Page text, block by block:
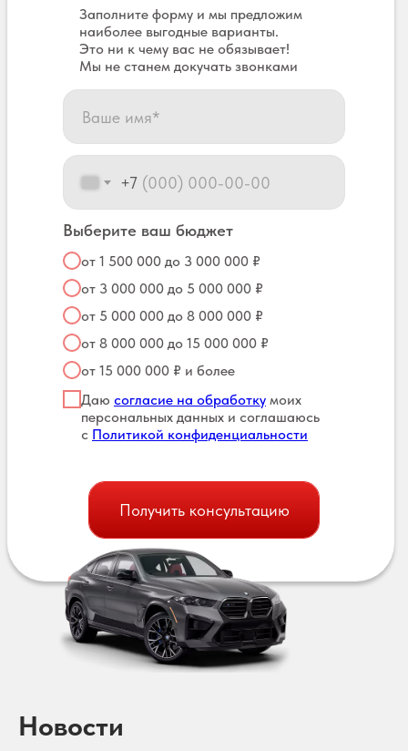
Заполните форму и мы предложим
наиболее выгодные варианты.
Это ни к чему вас не обязывает!
Мы не станем докучать звонками
+7
Выберите ваш бюджет
от 1 500 000 до 3 000 000 ₽
от 3 000 000 до 5 000 000 ₽
от 5 000 000 до 8 000 000 ₽
от 8 000 000 до 15 000 000 ₽
от 15 000 000 ₽ и более
Даю согласие на обработку моих
персональных данных и соглашаюсь
с Политикой конфиденциальности
Получить консультацию
Новости